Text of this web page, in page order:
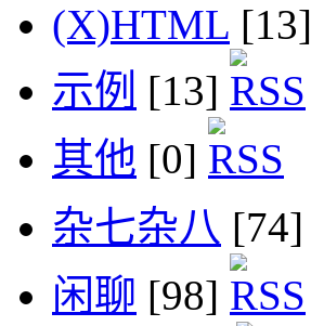
(X)HTML [13]
示例 [13]
其他 [0]
杂七杂八 [74]
闲聊 [98]